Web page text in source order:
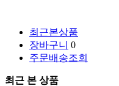
최근본상품
장바구니 0
주문배송조회
최근 본 상품